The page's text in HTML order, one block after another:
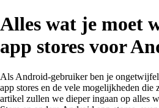
Alles wat je moet
app stores voor
Als Android-gebruiker ben je
app stores en de vele mogelijkheden die
artikel zullen we dieper ingaan op alles